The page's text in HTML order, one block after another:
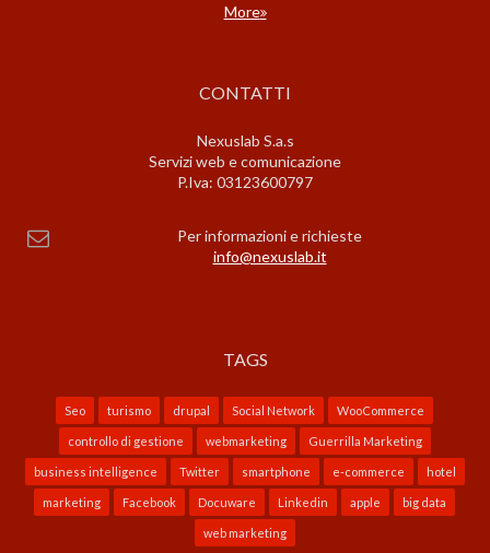
More
CONTATTI
Nexuslab S.a.s
Servizi web e comunicazione
P.Iva: 03123600797
Per informazioni e richieste
info@nexuslab.it
TAGS
Seo turismo drupal Social Network WooCommerce
controllo di gestione webmarketing Guerrilla Marketing
business intelligence Twitter smartphone e-commerce hotel
marketing Facebook Docuware Linkedin apple big data
web marketing